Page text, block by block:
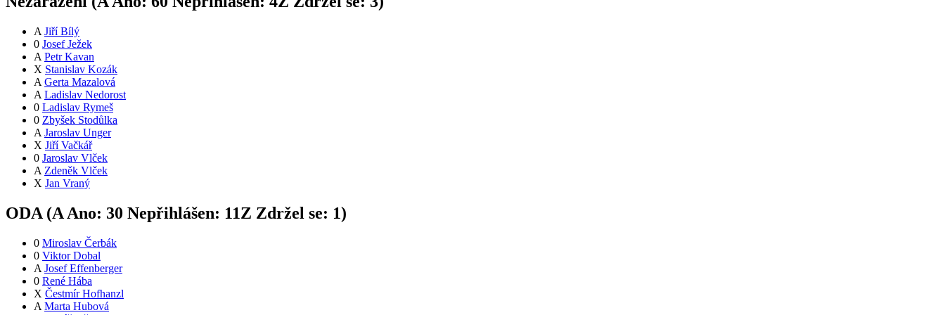
A Jiří Bílý
0 Josef Ježek
A Petr Kavan
X Stanislav Kozák
A Gerta Mazalová
A Ladislav Nedorost
0 Ladislav Rymeš
0 Zbyšek Stodůlka
A Jaroslav Unger
X Jiří Vačkář
0 Jaroslav Vlček
A Zdeněk Vlček
X Jan Vraný
ODA (A Ano: 30 Nepřihlášen: 11Z Zdržel se: 1)
0 Miroslav Čerbák
0 Viktor Dobal
A Josef Effenberger
0 René Hába
X Čestmír Hofhanzl
A Marta Hubová